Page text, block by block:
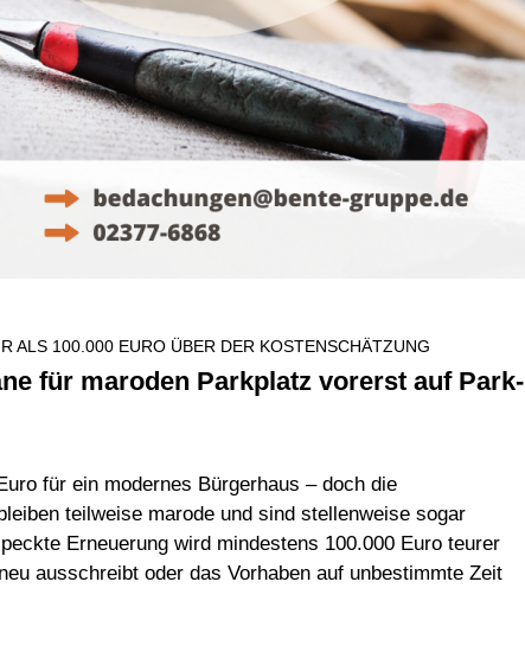
ALS 100.000 EURO ÜBER DER KOSTENSCHÄTZUNG
für maroden Parkplatz vorerst auf Park-
für ein modernes Bürgerhaus – doch die
teilweise marode und sind stellenweise sogar
Erneuerung wird mindestens 100.000 Euro teurer
ausschreibt oder das Vorhaben auf unbestimmte Zeit